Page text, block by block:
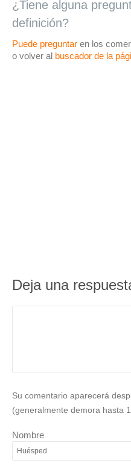
¿Tiene alguna
definición?
Puede preguntar en los
o volver al buscador de la
Deja una
Su comentario aparecerá
(generalmente demora hasta 1
Nombre